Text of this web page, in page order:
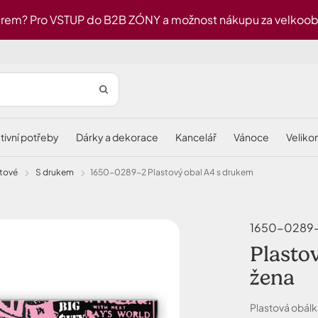
Pro VSTUP do B2B ZÓNY a možnost nákupu za
potřeby dárky a dekorace kancelář vánoce
s drukem 1650-0289-2 Plastový obal A4 s drukem
1650-0289-
žena
Plastová